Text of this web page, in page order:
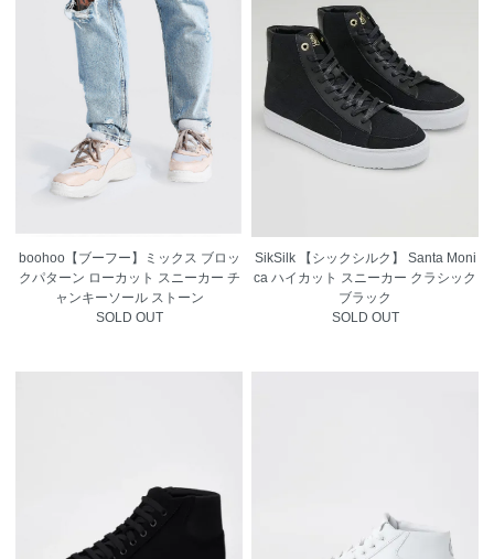
boohoo【ブーフー】ミックス ブロッ
クパターン ローカット スニーカー チ
ャンキーソール ストーン
SOLD OUT
SikSilk 【シックシルク】 Santa Moni
ca ハイカット スニーカー クラシック
ブラック
SOLD OUT